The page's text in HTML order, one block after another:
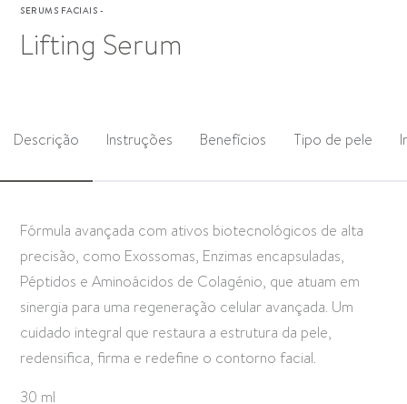
SERUMS FACIAIS -
Lifting Serum
Descrição Instruções Benefícios Tipo de pele
Fórmula avançada com ativos biotecnológicos de alta
precisão, como Exossomas, Enzimas encapsuladas,
Péptidos e Aminoácidos de Colagénio, que atuam em
sinergia para uma regeneração celular avançada. Um
cuidado integral que restaura a estrutura da pele,
redensifica, firma e redefine o contorno facial.
30 ml